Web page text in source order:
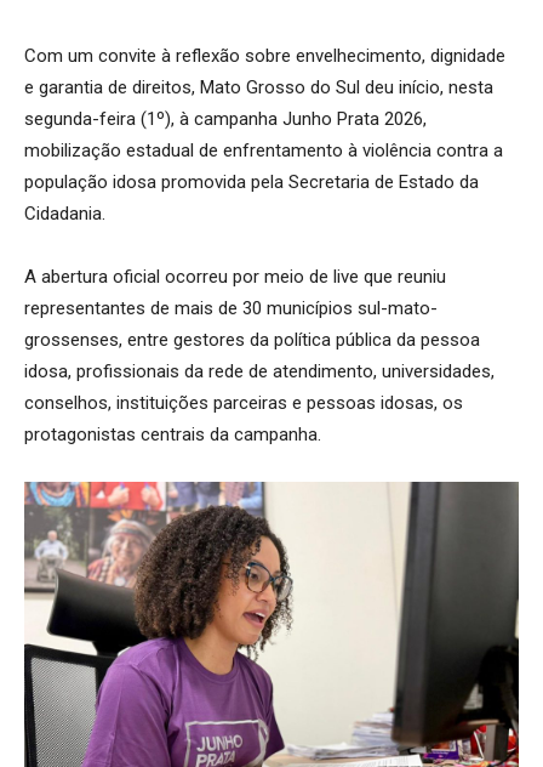
Com um convite à reflexão sobre envelhecimento, dignidade
e garantia de direitos, Mato Grosso do Sul deu início, nesta
segunda-feira (1º), à campanha Junho Prata 2026,
mobilização estadual de enfrentamento à violência contra a
população idosa promovida pela Secretaria de Estado da
Cidadania.
A abertura oficial ocorreu por meio de live que reuniu
representantes de mais de 30 municípios sul-mato-
grossenses, entre gestores da política pública da pessoa
idosa, profissionais da rede de atendimento, universidades,
conselhos, instituições parceiras e pessoas idosas, os
protagonistas centrais da campanha.